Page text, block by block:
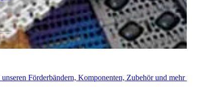
Förderbändern, Komponenten, Zubehör und mehr
glasfaserverstärktem Nylon